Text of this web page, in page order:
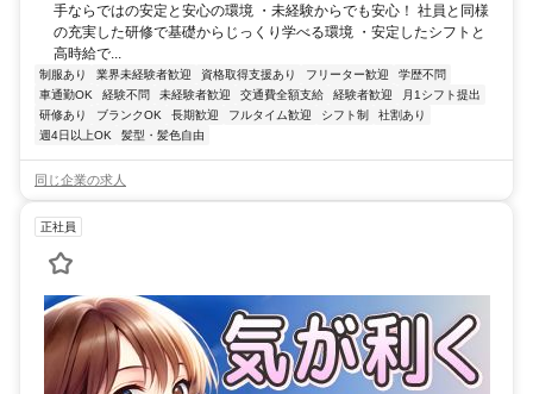
手ならではの安定と安心の環境 ・未経験からでも安心！ 社員と同様
の充実した研修で基礎からじっくり学べる環境 ・安定したシフトと
高時給で...
制服あり 業界未経験者歓迎 資格取得支援あり フリーター歓迎
学歴不問
車通勤OK
経験不問 未経験者歓迎 交通費全額支給 経験者歓迎
月1シフト提出
研修あり
ブランクOK 長期歓迎 フルタイム歓迎 シフト制
社割あり
週4日以上OK
髪型・髪色自由
同じ企業の求人
正社員